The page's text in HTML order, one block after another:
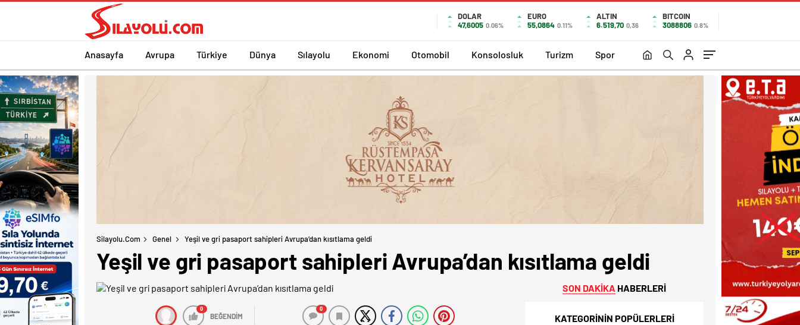
DOLAR
47,6005 0.06%
EURO
55,0864 0.11%
ALTIN
6.519,70 0,36
BITCOIN
3088806 0.8%
Anasayfa Avrupa Türkiye Dünya Sılayolu Ekonomi Otomobil Konsolosluk Turizm Spor
Silayolu.com Genel Yeşil ve gri pasaport sahipleri Avrupa’dan kısıtlama geldi
Yeşil ve gri pasaport sahipleri Avrupa’dan kısıtlama geldi
0
BEĞENDİM
0
SON DAKİKA HABERLERİ
KATEGORİNİN POPÜLERLERİ